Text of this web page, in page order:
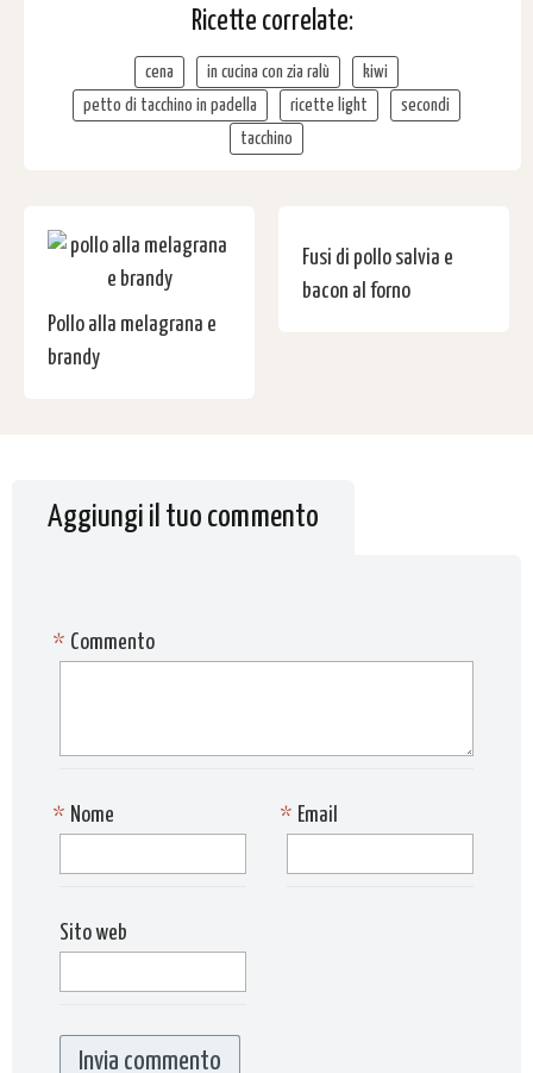
Ricette correlate:
cena in cucina con zia ralù
kiwi
petto di tacchino in padella
ricette light
secondi
tacchino
Pollo alla melagrana e
brandy
Fusi di pollo salvia e
bacon al forno
Aggiungi il tuo commento
Commento
*
Nome
* Email
*
Sito web